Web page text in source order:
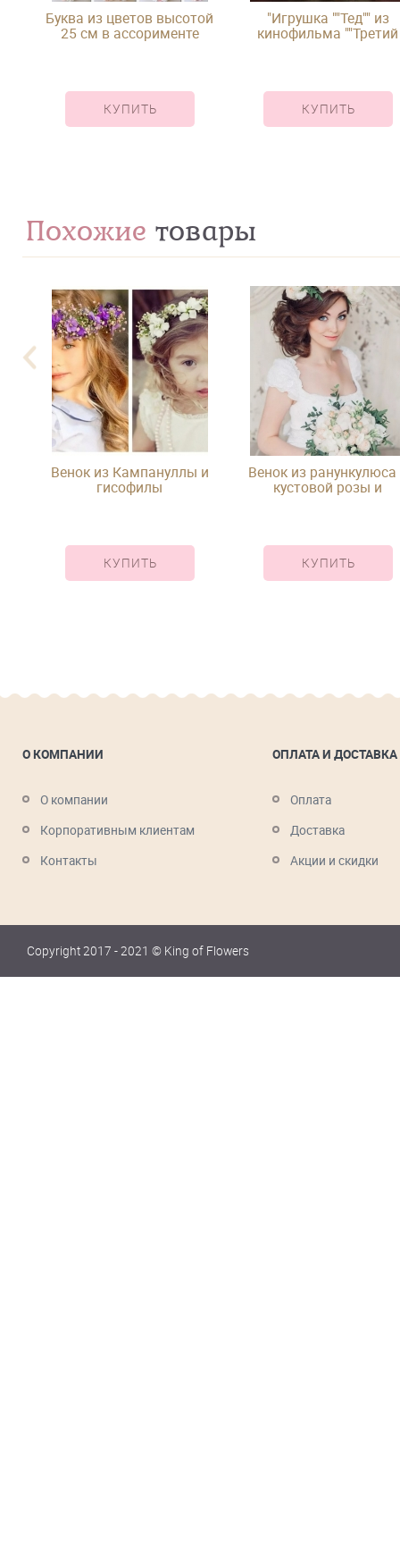
Буква из цветов высотой
25 см в ассорименте
КУПИТЬ
"Игрушка ""Тед"" из
кинофильма ""Третий
КУПИТЬ
Похожие товары
Венок из Кампануллы и
гисофилы
КУПИТЬ
Венок из ранункулюса
кустовой розы и
КУПИТЬ
О КОМПАНИИ
О компании
Корпоративным клиентам
Контакты
ОПЛАТА И ДОСТАВКА
Оплата
Доставка
Акции и скидки
Copyright 2017 - 2021 © King of Flowers